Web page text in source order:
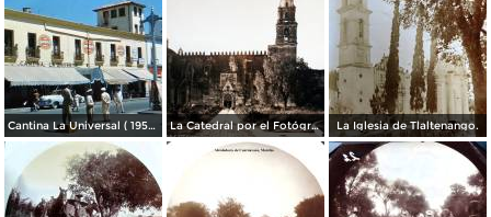
Cantina La Universal ( 1950 ). La Catedral por el Fotógrafo Hugo Brehme. La Iglesia de Tlaltenango.